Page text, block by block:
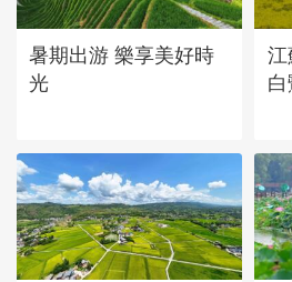
暑期出游 樂享美好時
光
江